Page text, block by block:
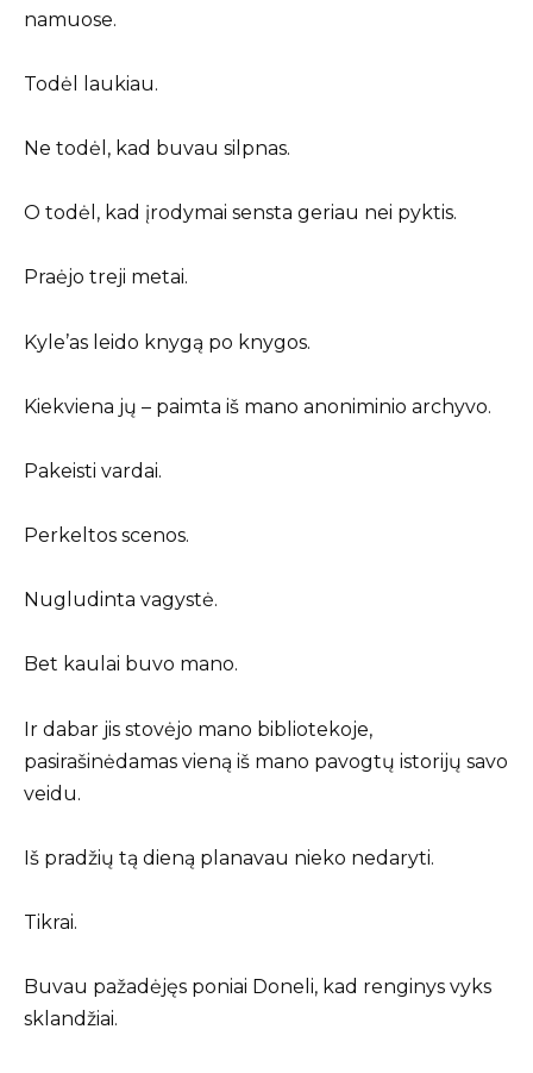
namuose.
Todėl laukiau.
Ne todėl, kad buvau silpnas.
O todėl, kad įrodymai sensta geriau nei pyktis.
Praėjo treji metai.
Kyle’as leido knygą po knygos.
Kiekviena jų – paimta iš mano anoniminio archyvo.
Pakeisti vardai.
Perkeltos scenos.
Nugludinta vagystė.
Bet kaulai buvo mano.
Ir dabar jis stovėjo mano bibliotekoje,
pasirašinėdamas vieną iš mano pavogtų istorijų savo
veidu.
Iš pradžių tą dieną planavau nieko nedaryti.
Tikrai.
Buvau pažadėjęs poniai Doneli, kad renginys vyks
sklandžiai.